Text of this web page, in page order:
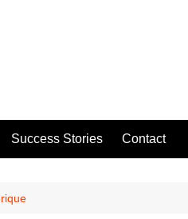
Success Stories Contact